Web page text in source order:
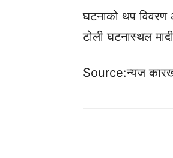
घटनाको थप विवरण
टोली घटनास्थल
Source:न्यज